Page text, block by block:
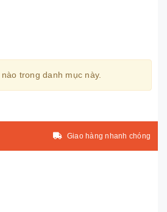
trong danh mục này.
Giao hàng nhanh chóng